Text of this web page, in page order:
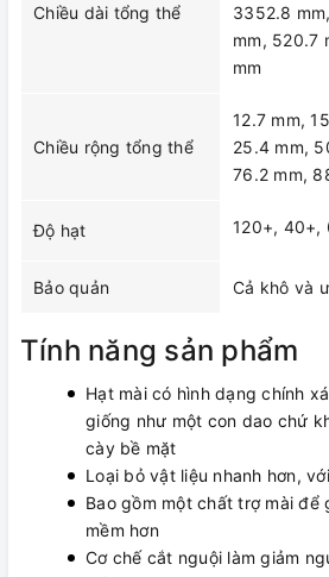
Chiều dài tổng thể
3352.8
mm, 520.7
mm
Chiều rộng tổng thể
12.7 mm,
25.4 mm,
76.2 mm,
Độ hạt 120+, 40+,
Bảo quản Cả khô và
Tính năng sản phẩm
Hạt mài có hình dạng chính
giống như một con dao chứ
cày bề mặt
Loại bỏ vật liệu nhanh hơn,
Bao gồm một chất trợ mài để
mềm hơn
Cơ chế cắt nguội làm giảm